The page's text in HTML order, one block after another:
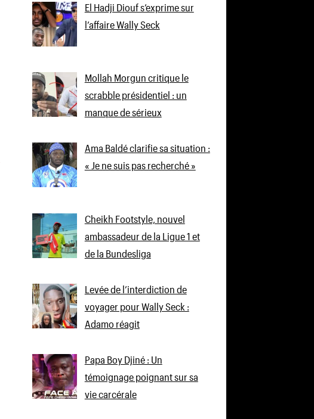
El Hadji Diouf s’exprime sur
l’affaire Wally Seck
Mollah Morgun critique le
scrabble présidentiel : un
manque de sérieux
Ama Baldé clarifie sa situation :
« Je ne suis pas recherché »
Cheikh Footstyle, nouvel
ambassadeur de la Ligue 1 et
de la Bundesliga
Levée de l’interdiction de
voyager pour Wally Seck :
Adamo réagit
Papa Boy Djiné : Un
témoignage poignant sur sa
vie carcérale